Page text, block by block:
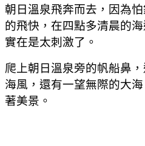
朝日溫泉飛奔而去，因為
的飛快，在四點多清晨的
實在是太刺激了。
爬上朝日溫泉旁的帆船鼻
海風，還有一望無際的大
著美景。